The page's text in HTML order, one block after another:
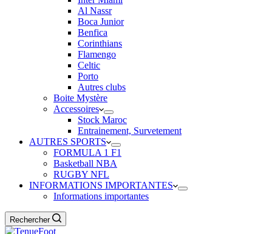
Al Nassr
Boca Junior
Benfica
Corinthians
Flamengo
Celtic
Porto
Autres clubs
Boite Mystère
Accessoires
Stock Maroc
Entrainement, Survetement
AUTRES SPORTS
FORMULA 1 F1
Basketball NBA
RUGBY NFL
INFORMATIONS IMPORTANTES
Informations importantes
Rechercher